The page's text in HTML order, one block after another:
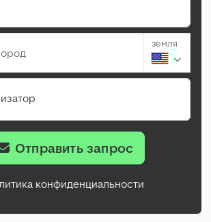
земля
Отправить запрос
конфиденциальности